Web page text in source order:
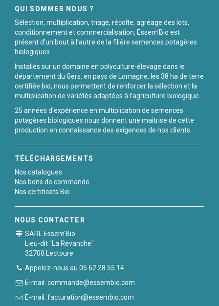
QUI SOMMES NOUS ?
Sélection, multiplication, triage, récolte, agréage des lots,
conditionnement et commercialisation, Essem’Bio est
présent d’un bout à l’autre de la filière semences potagères
biologiques.
Installés sur un domaine en polyculture-élevage dans le
département du Gers, en pays de Lomagne, les 38 ha de terre
certifiée bio, nous permettent de renforcer la sélection et la
multiplication de variétés adaptées à l’agriculture biologique.
25 années d’expérience en multiplication de semences
potagères biologiques nous donnent une maitrise de cette
production en connaissance des exigences de nos clients.
TÉLÉCHARGEMENTS
Nos catalogues
Nos bons de commande
Nos certificats Bio
NOUS CONTACTER
SARL Essem'Bio
Lieu-dit "La Revanche"
32700 Lectoure
Appelez-nous au 05.62.28.55.14
E-mail: commande@essembio.com
E-mail: facturation@essembio.com